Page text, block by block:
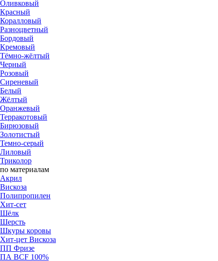
Оливковый
Красный
Коралловый
​Разноцветный
Бордовый
Кремовый
Тёмно-жёлтый
Черный
Розовый
Cиреневый
Белый
Жёлтый
Оранжевый
Терракотовый
Бирюзовый
Золотистый
Темно-серый
Лиловый
Триколор
по материалам
Акрил
Вискоза
Полипропилен
Хит-сет
Шёлк
Шерсть
Шкуры коровы
Хит-цет Вискоза
ПП Фризе
ПА BCF 100%